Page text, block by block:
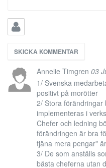
Annelie Timgren 03
1/ Svenska
positivt på morötter
2/ Stora förändringar
implementeras i
Chefer och ledning
förändringen är bra
tjäna mera pengar"
3/ De som anställs
bästa cheferna utan